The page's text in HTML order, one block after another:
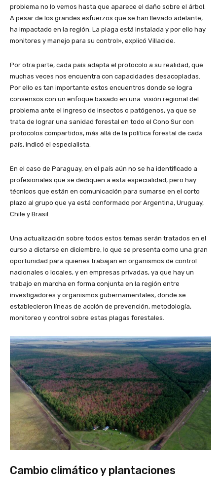
problema no lo vemos hasta que aparece el daño sobre el árbol.
A pesar de los grandes esfuerzos que se han llevado adelante,
ha impactado en la región. La plaga está instalada y por ello hay
monitores y manejo para su control», explicó Villacide.
Por otra parte, cada país adapta el protocolo a su realidad, que
muchas veces nos encuentra con capacidades desacopladas.
Por ello es tan importante estos encuentros donde se logra
consensos con un enfoque basado en una visión regional del
problema ante el ingreso de insectos o patógenos, ya que se
trata de lograr una sanidad forestal en todo el Cono Sur con
protocolos compartidos, más allá de la política forestal de cada
país, indicó el especialista.
En el caso de Paraguay, en el país aún no se ha identificado a
profesionales que se dediquen a esta especialidad, pero hay
técnicos que están en comunicación para sumarse en el corto
plazo al grupo que ya está conformado por Argentina, Uruguay,
Chile y Brasil.
Una actualización sobre todos estos temas serán tratados en el
curso a dictarse en diciembre, lo que se presenta como una gran
oportunidad para quienes trabajan en organismos de control
nacionales o locales, y en empresas privadas, ya que hay un
trabajo en marcha en forma conjunta en la región entre
investigadores y organismos gubernamentales, donde se
establecieron líneas de acción de prevención, metodología,
monitoreo y control sobre estas plagas forestales.
Cambio climático y plantaciones